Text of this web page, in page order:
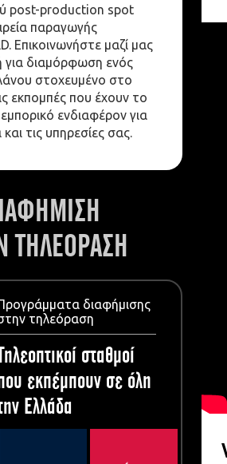
post-production spot
παραγωγής
Επικοινωνήστε μαζί μας
για διαμόρφωση ενός
στοχευμένο στο
εκπομπές που έχουν το
ενδιαφέρον για
τις υπηρεσίες σας.
ΤΗΛΕΟΡΑΣΗ
διαφήμισης
τηλεόραση
σταθμοί
εκπέμπουν σε όλη
Ελλάδα